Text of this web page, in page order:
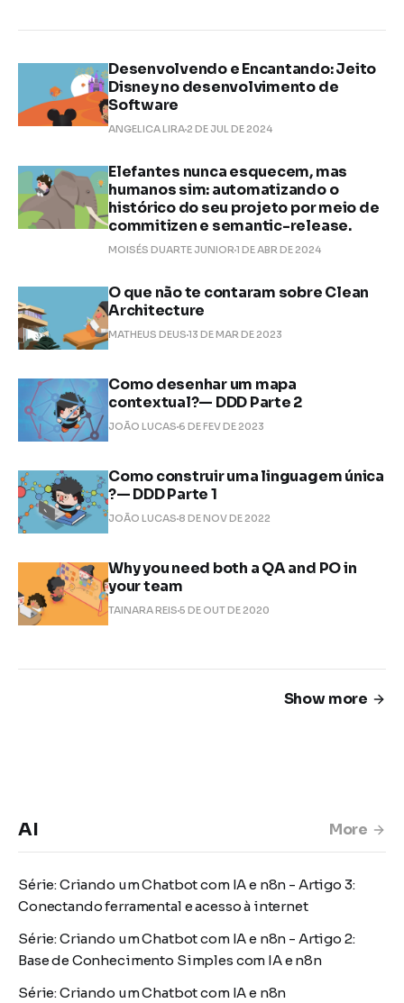
Desenvolvendo e Encantando: Jeito
Disney no desenvolvimento de
Software
ANGELICA LIRA2 DE JUL DE 2024
Elefantes nunca esquecem, mas
humanos sim: automatizando o
histórico do seu projeto por meio de
commitizen e semantic-release.
MOISÉS DUARTE JUNIOR1 DE ABR DE 2024
O que não te contaram sobre Clean
Architecture
MATHEUS DEUS 13 DE MAR DE 2023
Como desenhar um mapa
contextual?— DDD Parte 2
JOÃO LUCAS 6 DE FEV DE 2023
Como construir uma linguagem única
?— DDD Parte 1
JOÃO LUCAS 8 DE NOV DE 2022
Why you need both a QA and PO in
your team
TAINARA REIS 5 DE OUT DE 2020
Show more
AI More
Série: Criando um Chatbot com IA e n8n - Artigo 3:
Conectando ferramental e acesso à internet
Série: Criando um Chatbot com IA e n8n - Artigo 2:
Base de Conhecimento Simples com IA e n8n
Série: Criando um Chatbot com IA e n8n